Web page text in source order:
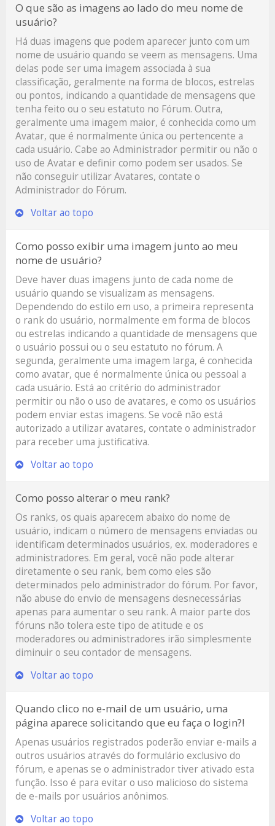
O que são as imagens ao lado do meu nome de
usuário?
Há duas imagens que podem aparecer junto com um
nome de usuário quando se veem as mensagens. Uma
delas pode ser uma imagem associada à sua
classificação, geralmente na forma de blocos, estrelas
ou pontos, indicando a quantidade de mensagens que
tenha feito ou o seu estatuto no Fórum. Outra,
geralmente uma imagem maior, é conhecida como um
Avatar, que é normalmente única ou pertencente a
cada usuário. Cabe ao Administrador permitir ou não o
uso de Avatar e definir como podem ser usados. Se
não conseguir utilizar Avatares, contate o
Administrador do Fórum.
Voltar ao topo
Como posso exibir uma imagem junto ao meu
nome de usuário?
Deve haver duas imagens junto de cada nome de
usuário quando se visualizam as mensagens.
Dependendo do estilo em uso, a primeira representa
o rank do usuário, normalmente em forma de blocos
ou estrelas indicando a quantidade de mensagens que
o usuário possui ou o seu estatuto no fórum. A
segunda, geralmente uma imagem larga, é conhecida
como avatar, que é normalmente única ou pessoal a
cada usuário. Está ao critério do administrador
permitir ou não o uso de avatares, e como os usuários
podem enviar estas imagens. Se você não está
autorizado a utilizar avatares, contate o administrador
para receber uma justificativa.
Voltar ao topo
Como posso alterar o meu rank?
Os ranks, os quais aparecem abaixo do nome de
usuário, indicam o número de mensagens enviadas ou
identificam determinados usuários, ex. moderadores e
administradores. Em geral, você não pode alterar
diretamente o seu rank, bem como eles são
determinados pelo administrador do fórum. Por favor,
não abuse do envio de mensagens desnecessárias
apenas para aumentar o seu rank. A maior parte dos
fóruns não tolera este tipo de atitude e os
moderadores ou administradores irão simplesmente
diminuir o seu contador de mensagens.
Voltar ao topo
Quando clico no e-mail de um usuário, uma
página aparece solicitando que eu faça o login?!
Apenas usuários registrados poderão enviar e-mails a
outros usuários através do formulário exclusivo do
fórum, e apenas se o administrador tiver ativado esta
função. Isso é para evitar o uso malicioso do sistema
de e-mails por usuários anônimos.
Voltar ao topo